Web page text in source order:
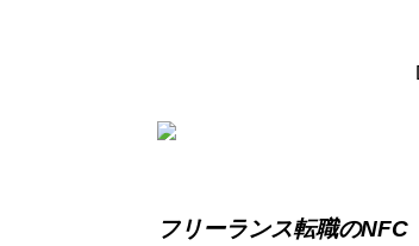
フリーランス転職のNFC